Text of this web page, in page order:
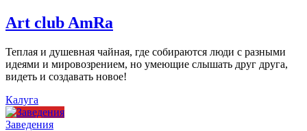
Art сlub AmRa
Теплая и душевная чайная, где собираются люди с разными
идеями и мировозрением, но умеющие слышать друг друга,
видеть и создавать новое!
Калуга
Заведения